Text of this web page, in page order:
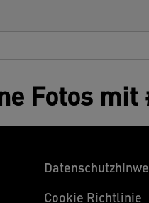
Fotos
Cookie Richtlinie